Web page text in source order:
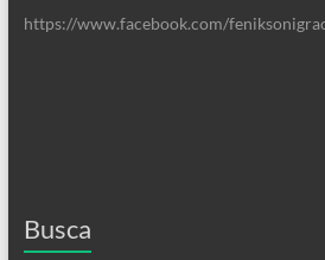
https://www.facebook.com/
Busca